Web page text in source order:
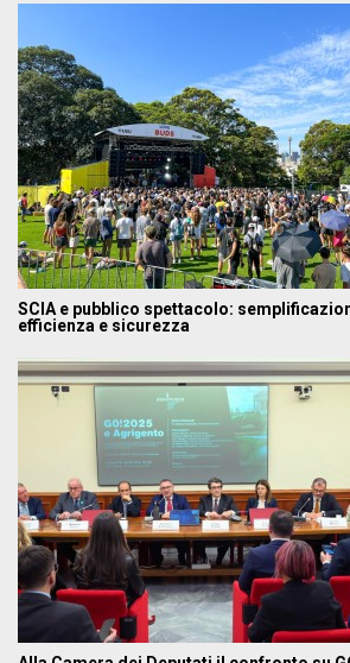
SCIA e pubblico spettacolo:
efficienza e sicurezza